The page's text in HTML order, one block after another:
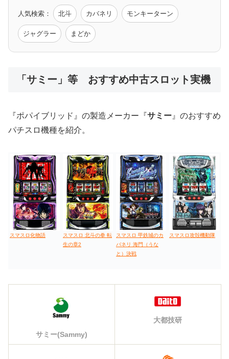
モンハン バイオ ペルソナ
人気検索： 北斗 カバネリ モンキーターン
ジャグラー まどか
「サミー」等 おすすめ中古スロット実機
『ポパイブリッド』の製造メーカー『サミー 』のおすすめ
パチスロ機種を紹介。
スマスロ化物語
スマスロ 北斗の拳 転
生の章2
スマスロ 甲鉄城のカ
バネリ 海門（うな
と）決戦
スマスロ攻殻機動隊
サミー(Sammy)
大都技研